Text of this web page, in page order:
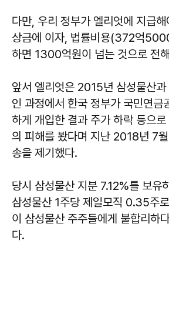
다만, 우리 정부가 엘리엇에 지급
상금에 이자, 법률비용(372억
하면 1300억원이 넘는 것으로 전
앞서 엘리엇은 2015년 삼성물산
인 과정에서 한국 정부가 국민연금
하게 개입한 결과 주가 하락 등으
의 피해를 봤다며 지난 2018년 7
송을 제기했다.
당시 삼성물산 지분 7.12%를 보유
삼성물산 1주당 제일모직 0.35주
이 삼성물산 주주들에게 불합리하
다.